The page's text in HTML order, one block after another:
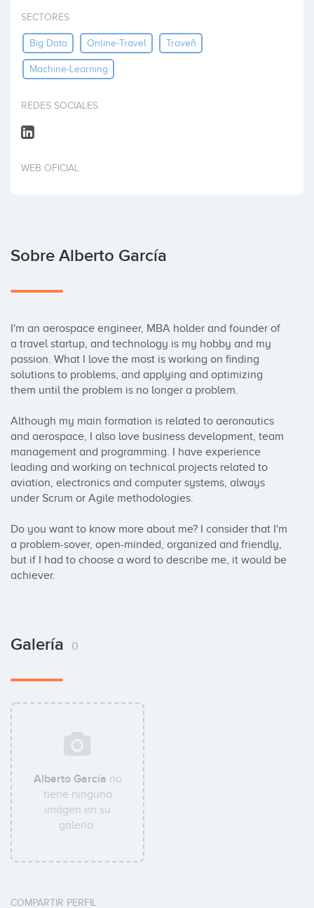
Invertir
SECTORES
Big Data Online-Travel Traveñ
Machine-Learning
REDES SOCIALES
WEB OFICIAL
Sobre Alberto García
I'm an aerospace engineer, MBA holder and founder of
a travel startup, and technology is my hobby and my
passion. What I love the most is working on finding
solutions to problems, and applying and optimizing
them until the problem is no longer a problem.
Although my main formation is related to aeronautics
and aerospace, I also love business development, team
management and programming. I have experience
leading and working on technical projects related to
aviation, electronics and computer systems, always
under Scrum or Agile methodologies.
Do you want to know more about me? I consider that I'm
a problem-sover, open-minded, organized and friendly,
but if I had to choose a word to describe me, it would be
achiever.
Galería 0
Alberto García no
tiene ninguna
imágen en su
galería.
COMPARTIR PERFIL